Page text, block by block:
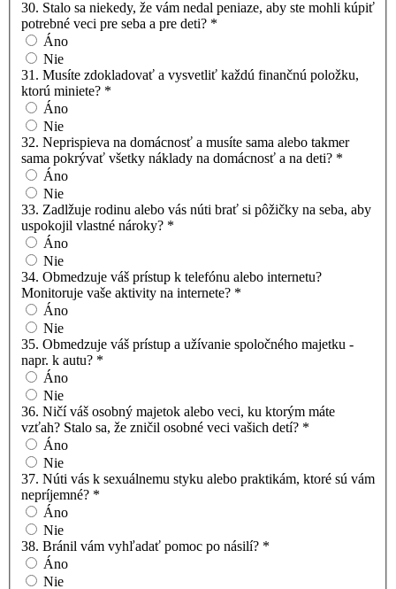
30. Stalo sa niekedy, že vám nedal peniaze, aby ste mohli kúpiť
potrebné veci pre seba a pre deti? *
Áno
Nie
31. Musíte zdokladovať a vysvetliť každú finančnú položku,
ktorú miniete? *
Áno
Nie
32. Neprispieva na domácnosť a musíte sama alebo takmer
sama pokrývať všetky náklady na domácnosť a na deti? *
Áno
Nie
33. Zadlžuje rodinu alebo vás núti brať si pôžičky na seba, aby
uspokojil vlastné nároky? *
Áno
Nie
34. Obmedzuje váš prístup k telefónu alebo internetu?
Monitoruje vaše aktivity na internete? *
Áno
Nie
35. Obmedzuje váš prístup a užívanie spoločného majetku -
napr. k autu? *
Áno
Nie
36. Ničí váš osobný majetok alebo veci, ku ktorým máte
vzťah? Stalo sa, že zničil osobné veci vašich detí? *
Áno
Nie
37. Núti vás k sexuálnemu styku alebo praktikám, ktoré sú vám
nepríjemné? *
Áno
Nie
38. Bránil vám vyhľadať pomoc po násilí? *
Áno
Nie